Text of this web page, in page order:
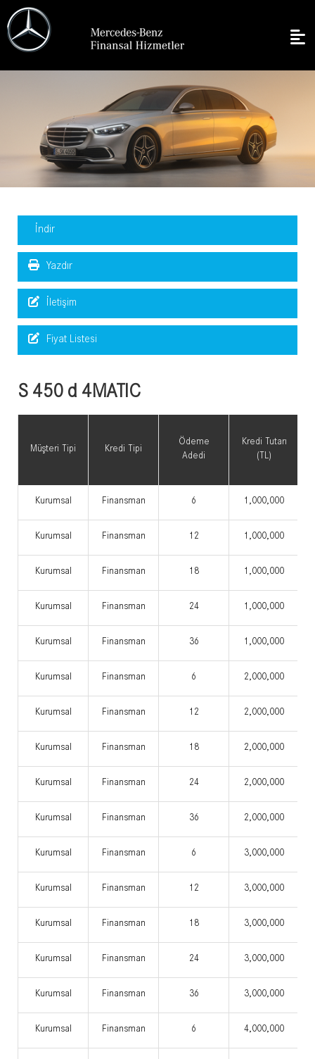
İndir
Yazdır
İletişim
Fiyat Listesi
S 450 d 4MATIC
Müşteri Tipi Kredi Tipi
Ödeme
Adedi
Kredi Tutarı
(TL)
Kurumsal Finansman 6 1,000,000
Kurumsal Finansman 12 1,000,000
Kurumsal Finansman 18 1,000,000
Kurumsal Finansman 24 1,000,000
Kurumsal Finansman 36 1,000,000
Kurumsal Finansman 6 2,000,000
Kurumsal Finansman 12 2,000,000
Kurumsal Finansman 18 2,000,000
Kurumsal Finansman 24 2,000,000
Kurumsal Finansman 36 2,000,000
Kurumsal Finansman 6 3,000,000
Kurumsal Finansman 12 3,000,000
Kurumsal Finansman 18 3,000,000
Kurumsal Finansman 24 3,000,000
Kurumsal Finansman 36 3,000,000
Kurumsal Finansman 6 4,000,000